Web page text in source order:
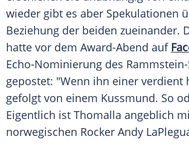
wieder gibt es aber Spekulationen
Beziehung der beiden zueinander.
hatte vor dem Award-Abend auf
Echo-Nominierung des Rammstein-
gepostet: "Wenn ihn einer verdient
gefolgt von einem Kussmund. So
Eigentlich ist Thomalla angeblich
norwegischen Rocker Andy